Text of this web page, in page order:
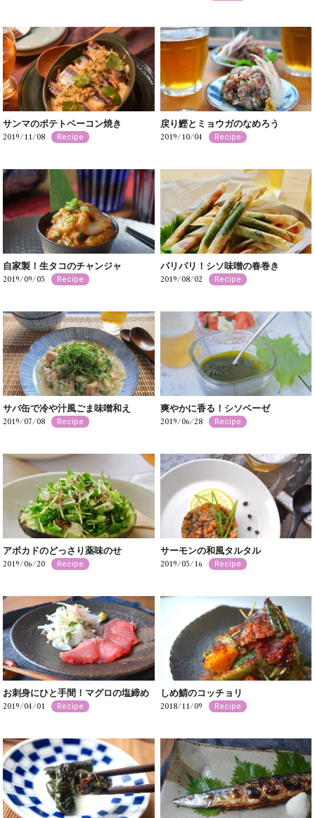
サンマのポテトベーコン焼き
2019/11/08 Recipe
戻り鰹とミョウガのなめろう
2019/10/04 Recipe
自家製！生タコのチャンジャ
2019/09/05 Recipe
パリパリ！シソ味噌の春巻き
2019/08/02 Recipe
サバ缶で冷や汁風ごま味噌和え
2019/07/08 Recipe
爽やかに香る！シソベーゼ
2019/06/28 Recipe
アボカドのどっさり薬味のせ
2019/06/20 Recipe
サーモンの和風タルタル
2019/05/16 Recipe
お刺身にひと手間！マグロの塩締め
2019/04/01 Recipe
しめ鯖のコッチョリ
2018/11/09 Recipe